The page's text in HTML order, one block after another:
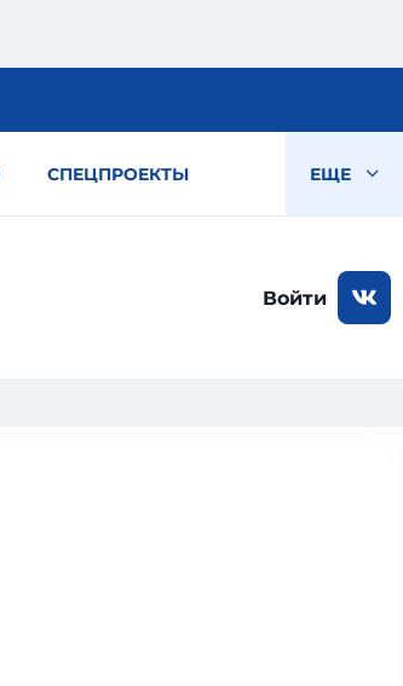
СПЕЦПРОЕКТЫ ЕЩЕ
Войти